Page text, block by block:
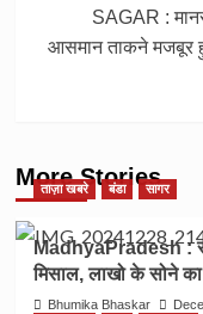
SAGAR :
आसमान ताकने मजबूर
More Stories
ताज़ा खबरे बंडा सागर
MadhyaPradesh :
मिसाल, लाखो के सोने
Bhumika Bhaskar